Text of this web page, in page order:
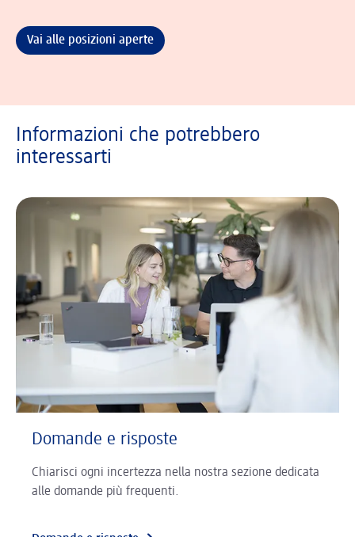
Vai alle posizioni aperte
Informazioni che potrebbero
interessarti
Domande e risposte
Chiarisci ogni incertezza nella nostra sezione dedicata
alle domande più frequenti.